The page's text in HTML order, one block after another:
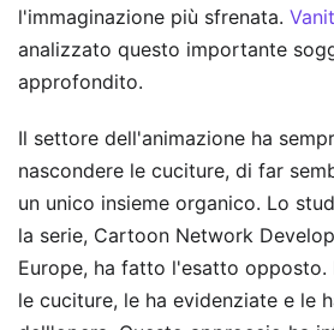
l'immaginazione più sfrenata.
analizzato questo importante
approfondito.
Il settore dell'animazione ha
nascondere le cuciture, di far
un unico insieme organico. Lo
la serie, Cartoon Network
Europe, ha fatto l'esatto opposto.
le cuciture, le ha evidenziate e le